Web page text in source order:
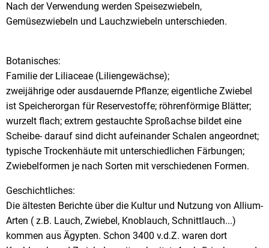
Nach der Verwendung werden Speisezwiebeln,
Gemüsezwiebeln und Lauchzwiebeln unterschieden.
Botanisches:
Familie der Liliaceae (Liliengewächse);
zweijährige oder ausdauernde Pflanze; eigentliche Zwiebel
ist Speicherorgan für Reservestoffe; röhrenförmige Blätter;
wurzelt flach; extrem gestauchte Sproßachse bildet eine
Scheibe- darauf sind dicht aufeinander Schalen angeordnet;
typische Trockenhäute mit unterschiedlichen Färbungen;
Zwiebelformen je nach Sorten mit verschiedenen Formen.
Geschichtliches:
Die ältesten Berichte über die Kultur und Nutzung von Allium-
Arten ( z.B. Lauch, Zwiebel, Knoblauch, Schnittlauch...)
kommen aus Ägypten. Schon 3400 v.d.Z. waren dort